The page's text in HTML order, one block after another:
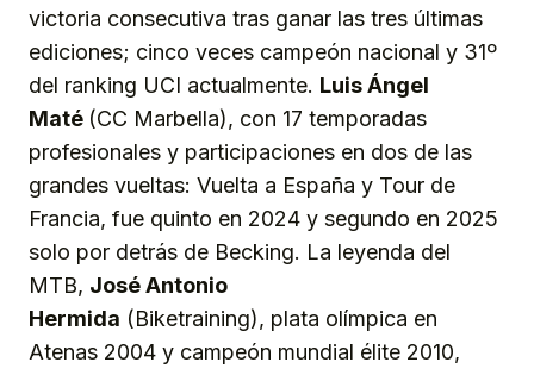
victoria consecutiva tras ganar las tres últimas
ediciones; cinco veces campeón nacional y 31º
del ranking UCI actualmente. Luis Ángel
Maté (CC Marbella), con 17 temporadas
profesionales y participaciones en dos de las
grandes vueltas: Vuelta a España y Tour de
Francia, fue quinto en 2024 y segundo en 2025
solo por detrás de Becking. La leyenda del
MTB, José Antonio
Hermida (Biketraining), plata olímpica en
Atenas 2004 y campeón mundial élite 2010,